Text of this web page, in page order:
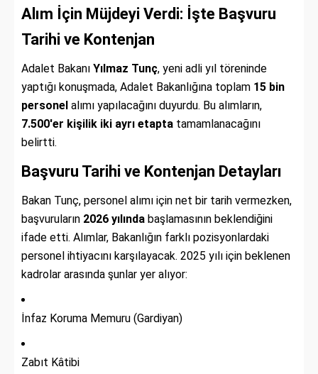
Alım İçin Müjdeyi Verdi: İşte Başvuru
Tarihi ve Kontenjan
Adalet Bakanı Yılmaz Tunç, yeni adli yıl töreninde
yaptığı konuşmada, Adalet Bakanlığına toplam 15 bin
personel alımı yapılacağını duyurdu. Bu alımların,
7.500'er kişilik iki ayrı etapta tamamlanacağını
belirtti.
Başvuru Tarihi ve Kontenjan Detayları
Bakan Tunç, personel alımı için net bir tarih vermezken,
başvuruların 2026 yılında başlamasının beklendiğini
ifade etti. Alımlar, Bakanlığın farklı pozisyonlardaki
personel ihtiyacını karşılayacak. 2025 yılı için beklenen
kadrolar arasında şunlar yer alıyor:
İnfaz Koruma Memuru (Gardiyan)
Zabıt Kâtibi